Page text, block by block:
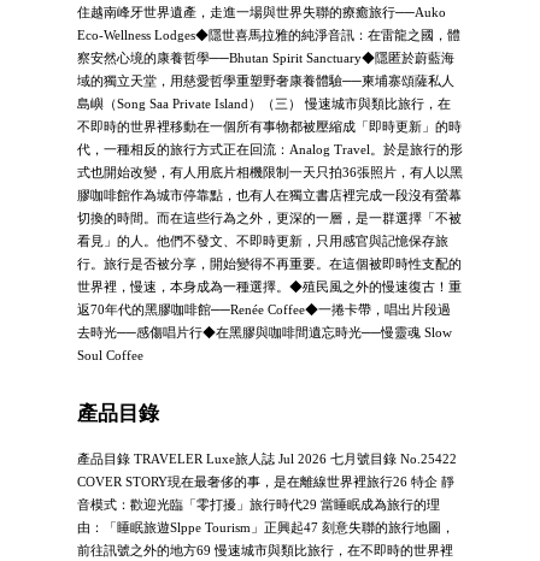
住越南峰牙世界遺產，走進一場與世界失聯的療癒旅行──Auko
Eco-Wellness Lodges◆隱世喜馬拉雅的純淨音訊：在雷龍之國，體
察安然心境的康養哲學──Bhutan Spirit Sanctuary◆隱匿於蔚藍海
域的獨立天堂，用慈愛哲學重塑野奢康養體驗──柬埔寨頌薩私人
島嶼（Song Saa Private Island）（三） 慢速城市與類比旅行，在
不即時的世界裡移動在一個所有事物都被壓縮成「即時更新」的時
代，一種相反的旅行方式正在回流：Analog Travel。於是旅行的形
式也開始改變，有人用底片相機限制一天只拍36張照片，有人以黑
膠咖啡館作為城市停靠點，也有人在獨立書店裡完成一段沒有螢幕
切換的時間。而在這些行為之外，更深的一層，是一群選擇「不被
看見」的人。他們不發文、不即時更新，只用感官與記憶保存旅
行。旅行是否被分享，開始變得不再重要。在這個被即時性支配的
世界裡，慢速，本身成為一種選擇。◆殖民風之外的慢速復古！重
返70年代的黑膠咖啡館──Renée Coffee◆一捲卡帶，唱出片段過
去時光──感傷唱片行◆在黑膠與咖啡間遺忘時光──慢靈魂 Slow
Soul Coffee
產品目錄
產品目錄 TRAVELER Luxe旅人誌 Jul 2026 七月號目錄 No.25422
COVER STORY現在最奢侈的事，是在離線世界裡旅行26 特企 靜
音模式：歡迎光臨「零打擾」旅行時代29 當睡眠成為旅行的理
由：「睡眠旅遊Slppe Tourism」正興起47 刻意失聯的旅行地圖，
前往訊號之外的地方69 慢速城市與類比旅行，在不即時的世界裡